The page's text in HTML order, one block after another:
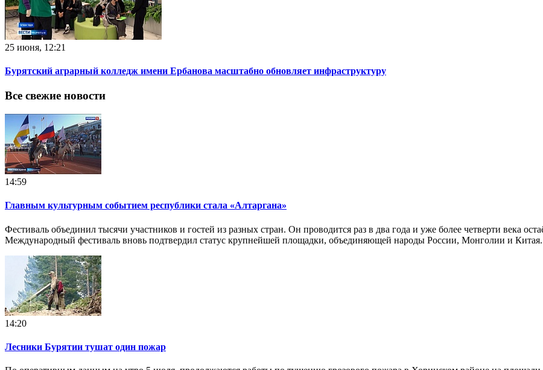
25 июня, 12:21
Бурятский аграрный колледж имени Ербанова масштабно обновляет инфраструктуру
Все свежие новости
14:59
Главным культурным событием республики стала «Алтаргана»
Фестиваль объединил тысячи участников и гостей из разных стран. Он проводится раз в два года и уже более четверти века
Международный фестиваль вновь подтвердил статус крупнейшей площадки, объединяющей народы России, Монголии и Китая.
14:20
Лесники Бурятии тушат один пожар